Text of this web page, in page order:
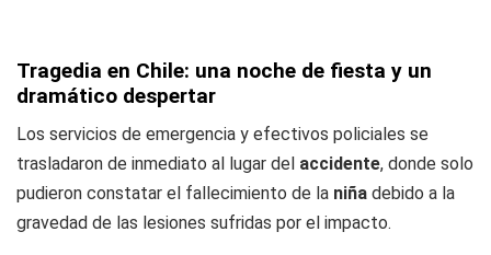
Tragedia en Chile: una noche de fiesta y un
dramático despertar
Los servicios de emergencia y efectivos policiales se
trasladaron de inmediato al lugar del accidente, donde solo
pudieron constatar el fallecimiento de la niña debido a la
gravedad de las lesiones sufridas por el impacto.